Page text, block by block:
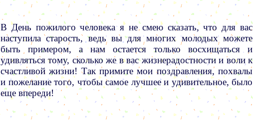
В День пожилого человека я не смею сказать, что для вас
наступила старость, ведь вы для многих молодых можете
быть примером, а нам остается только восхищаться и
удивляться тому, сколько же в вас жизнерадостности и воли к
счастливой жизни! Так примите мои поздравления, похвалы
и пожелание того, чтобы самое лучшее и удивительное, было
еще впереди!